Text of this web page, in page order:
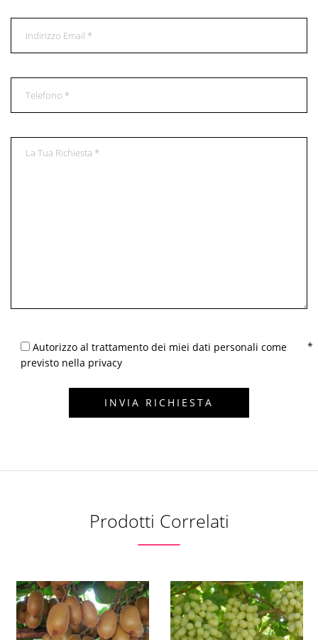
Autorizzo al trattamento dei miei dati personali come
previsto nella privacy
Prodotti Correlati